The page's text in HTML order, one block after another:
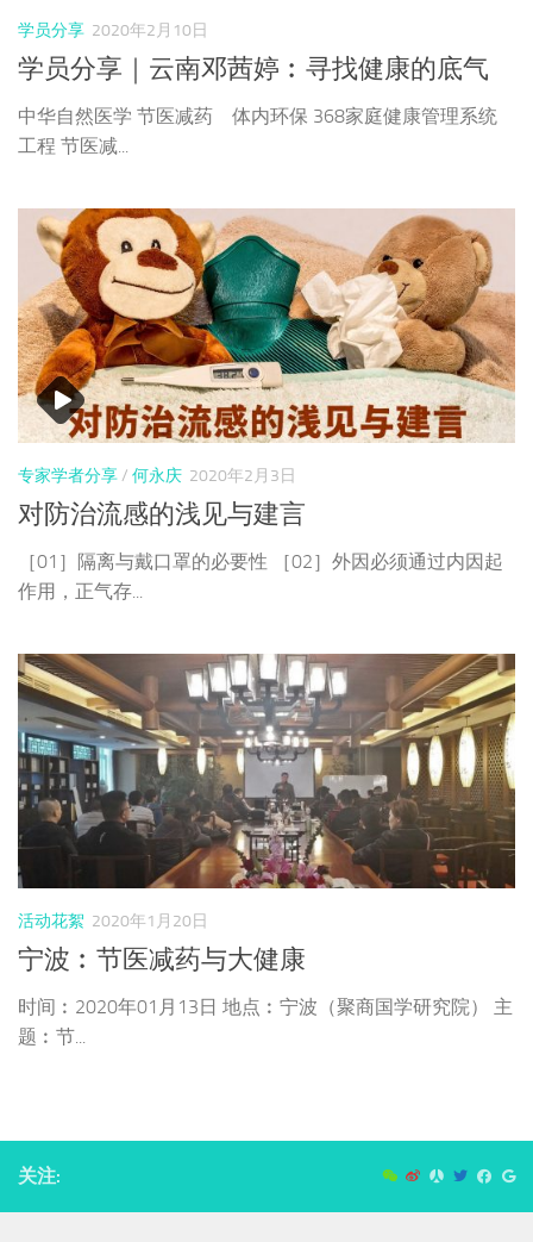
学员分享 2020年2月10日
学员分享｜云南邓茜婷︰寻找健康的底气
中华自然医学 节医减药 体内环保 368家庭健康管理系统
工程 节医减...
专家学者分享/ 何永庆 2020年2月3日
对防治流感的浅见与建言
［01］隔离与戴口罩的必要性 ［02］外因必须通过内因起
作用，正气存...
活动花絮 2020年1月20日
宁波︰节医减药与大健康
时间︰2020年01月13日 地点︰宁波（聚商国学研究院） 主
题︰节...
关注: